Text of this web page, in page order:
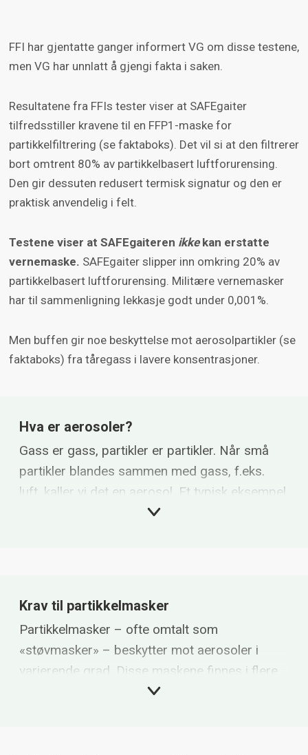
FFI har gjentatte ganger informert VG om disse testene,
men VG har unnlatt å gjengi fakta i saken.
Resultatene fra FFIs tester viser at SAFEgaiter
tilfredsstiller kravene til en FFP1-maske for
partikkelfiltrering (se faktaboks). Det vil si at den filtrerer
bort omtrent 80% av partikkelbasert luftforurensing.
Den gir dessuten redusert termisk signatur og den er
praktisk anvendelig i felt.
Testene viser at SAFEgaiteren ikkekan erstatte
vernemaske. SAFEgaiter slipper inn omkring 20% av
partikkelbasert luftforurensing. Militære vernemasker
har til sammenligning lekkasje godt under 0,001%.
Men buffen gir noe beskyttelse mot aerosolpartikler (se
faktaboks) fra tåregass i lavere konsentrasjoner.
Hva er aerosoler?
Gass er gass, partikler er partikler. Når små
partikler blandes sammen med gass, f.eks.
luft, kaller vi det en aerosol. Et typisk eksempel
på aerosol er røyk, inkludert den som oppstår
Krav til partikkelmasker
Partikkelmasker – ofte omtalt som
«støvmasker» – beskytter mot aerosoler i
varierende grad. Disse maskene finnes i flere
beskyttelsesklasser ifølge norsk-europeisk